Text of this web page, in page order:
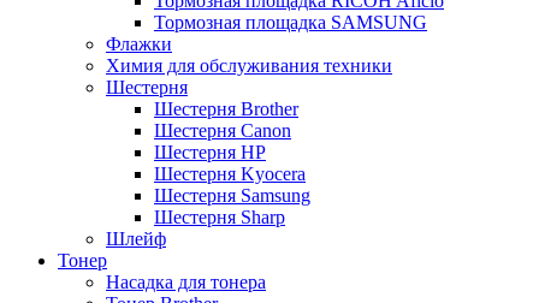
Тормозная площадка SAMSUNG
Флажки
Химия для обслуживания техники
Шестерня
Шестерня Brother
Шестерня Canon
Шестерня HP
Шестерня Kyocera
Шестерня Samsung
Шестерня Sharp
Шлейф
Тонер
Насадка для тонера